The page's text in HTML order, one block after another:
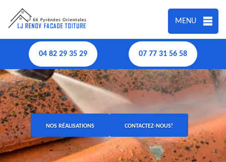
MENU
04 82 29 35 29 07 77 31 56 58
NOS RÉALISATIONS CONTACTEZ-NOUS!